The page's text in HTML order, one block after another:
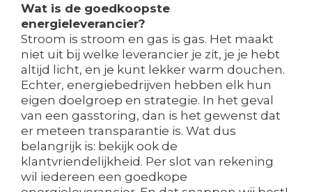
Wat is de goedkoopste
energieleverancier?
Stroom is stroom en gas is gas. Het maakt
niet uit bij welke leverancier je zit, je je hebt
altijd licht, en je kunt lekker warm douchen.
Echter, energiebedrijven hebben elk hun
eigen doelgroep en strategie. In het geval
van een gasstoring, dan is het gewenst dat
er meteen transparantie is. Wat dus
belangrijk is: bekijk ook de
klantvriendelijkheid. Per slot van rekening
wil iedereen een goedkope